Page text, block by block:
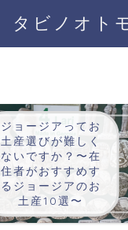
タビノオト
ジョージアってお
土産選びが難しく
ないですか？〜在
住者がおすすめす
るジョージアのお
土産10選〜